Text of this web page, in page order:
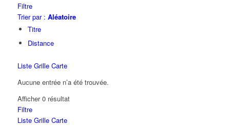
Filtre
Trier par : Aléatoire
Titre
Distance
Liste Grille Carte
Aucune entrée n’a été trouvée.
Afficher 0 résultat
Filtre
Liste Grille Carte